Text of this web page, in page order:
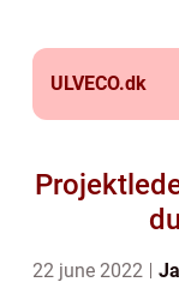
ULVECO.dk
22 june 2022